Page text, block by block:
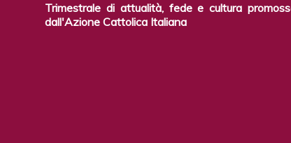
Trimestrale di attualità, fede e cultura
dall'Azione Cattolica Italiana